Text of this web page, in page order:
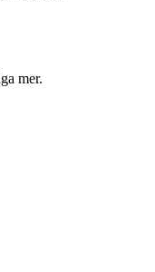
mer.